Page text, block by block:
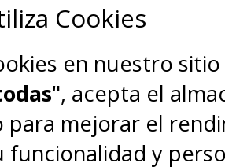
Cookies
en nuestro
", acepta el
para mejorar el
funcionalidad y